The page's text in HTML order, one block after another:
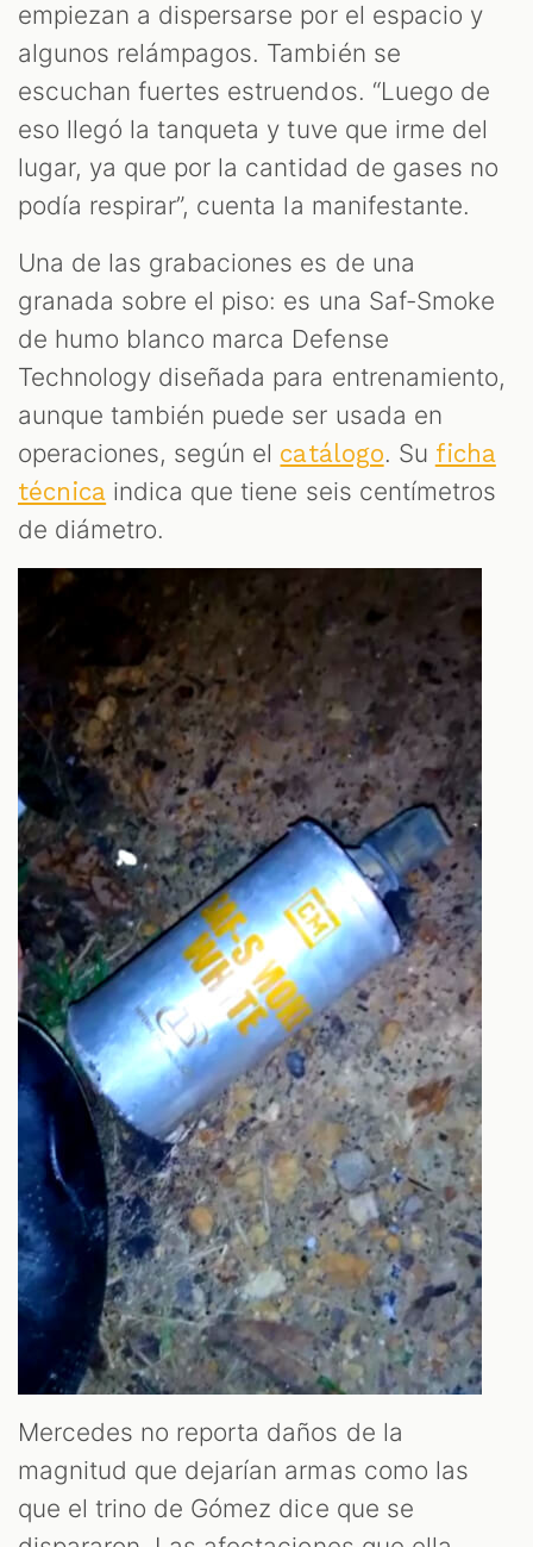
empiezan a dispersarse por el espacio y
algunos relámpagos. También se
escuchan fuertes estruendos. “Luego de
eso llegó la tanqueta y tuve que irme del
lugar, ya que por la cantidad de gases no
podía respirar”, cuenta la manifestante.
Una de las grabaciones es de una
granada sobre el piso: es una Saf-Smoke
de humo blanco marca Defense
Technology diseñada para entrenamiento,
aunque también puede ser usada en
operaciones, según el catálogo. Su ficha
técnica indica que tiene seis centímetros
de diámetro.
Mercedes no reporta daños de la
magnitud que dejarían armas como las
que el trino de Gómez dice que se